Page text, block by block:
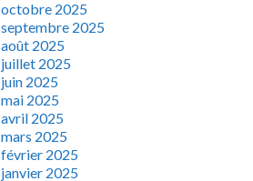
octobre 2025
septembre 2025
août 2025
juillet 2025
juin 2025
mai 2025
avril 2025
mars 2025
février 2025
janvier 2025